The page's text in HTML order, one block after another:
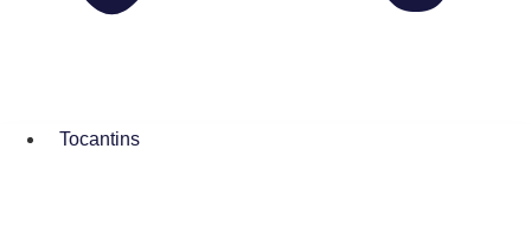
Tocantins